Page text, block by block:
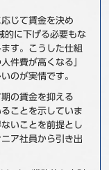
じて賃金を決め
的に下げる必要もな
す。こうした仕組
件費が高くなる」
のが実情です。
の賃金を抑える
ことを示していま
いことを前提とし
ア社員から引き出